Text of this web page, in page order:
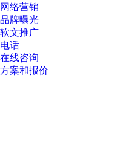
网络营销
品牌曝光
软文推广
电话
在线咨询
方案和报价